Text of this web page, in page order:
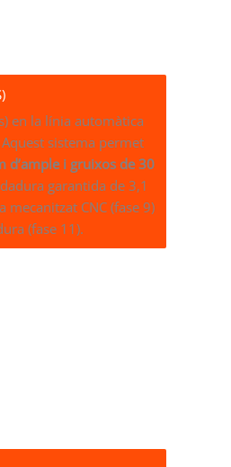
en la línia automàtica
sistema permet
d’ample i gruixos de 30
garantida de 3,1
CNC (fase 9)
(fase 11).